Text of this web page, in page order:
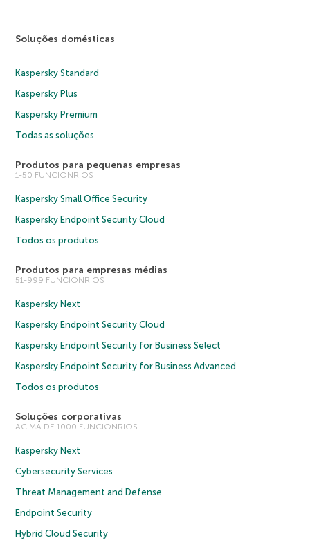
Soluções domésticas
Kaspersky Standard
Kaspersky Plus
Kaspersky Premium
Todas as soluções
Produtos para pequenas empresas
1-50 FUNCIONRIOS
Kaspersky Small Office Security
Kaspersky Endpoint Security Cloud
Todos os produtos
Produtos para empresas médias
51-999 FUNCIONRIOS
Kaspersky Next
Kaspersky Endpoint Security Cloud
Kaspersky Endpoint Security for Business Select
Kaspersky Endpoint Security for Business Advanced
Todos os produtos
Soluções corporativas
ACIMA DE 1000 FUNCIONRIOS
Kaspersky Next
Cybersecurity Services
Threat Management and Defense
Endpoint Security
Hybrid Cloud Security